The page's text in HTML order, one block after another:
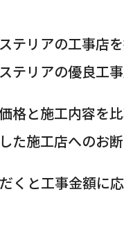
テリアの工事店
テリアの優良工
格と施工内容を
た施工店へのお
くと工事金額に